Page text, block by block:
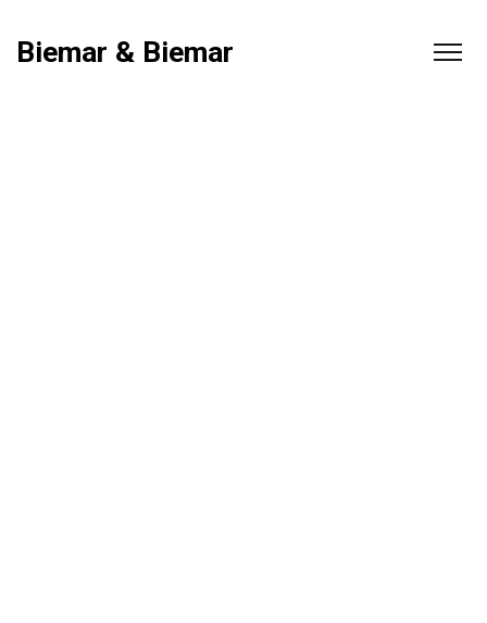
Biemar & Biemar